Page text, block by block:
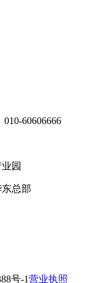
60606666
园
总部
号-1营业执照